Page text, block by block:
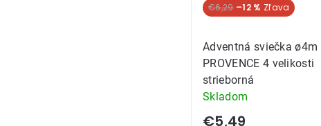
€6,29 –12 %
Adventná sviečka ø4m
PROVENCE 4 velikosti
strieborná
Skladom
€5,49